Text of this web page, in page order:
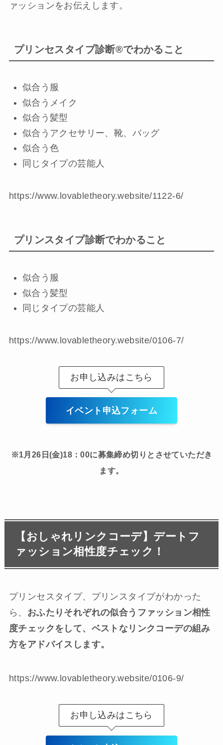
ァッションをお伝えします。
プリンセスタイプ診断®︎でわかること
似合う服
似合うメイク
似合う髪型
似合うアクセサリー、靴、バッグ
似合う色
同じタイプの芸能人
https://www.lovabletheory.website/1122-6/
プリンスタイプ診断でわかること
似合う服
似合う髪型
同じタイプの芸能人
https://www.lovabletheory.website/0106-7/
お申し込みはこちら
イベント申込フォーム
※1月26日(金)18：00に募集締め切りとさせていただき
ます。
【おしゃれリンクコーデ】デートフ
ァッション相性度チェック！
プリンセスタイプ、プリンスタイプがわかった
ら、 おふたりそれぞれの似合うファッション相性
度チェックをして、ベストなリンクコーデの組み
方をアドバイスします。
https://www.lovabletheory.website/0106-9/
お申し込みはこちら